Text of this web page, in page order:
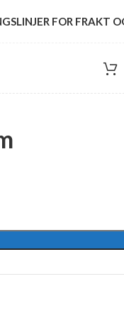
FOR FRAKT